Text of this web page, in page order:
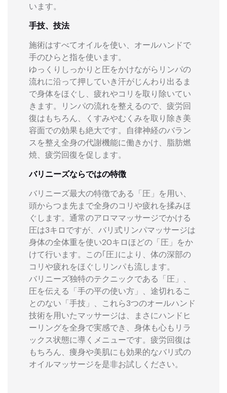
います。
手技、技法
施術はすべてオイルを使い、オールハンドで
手のひらと指を使います。
ゆっくりしっかりと圧をかけながらリンパの
流れに沿って押していき汗がじんわり出るま
で身体をほぐし、疲れやコリを取り除いてい
きます。リンパの流れを整えるので、疲労回
復はもちろん、くすみやむくみを取り除き美
容面での効果も絶大です。自律神経のバラン
スを整え全身の代謝機能に働きかけ、脂肪燃
焼、疲労回復を促します。
バリニーズならではの特徴
バリニーズ最大の特徴である「圧」を用い、
頭からつま先まで全身のコリや疲れを揉みほ
ぐします。通常のアロママッサージでかける
圧は3キロですが、バリ式リンパマッサージは
身体の全体重を使い20キロほどの「圧」をか
けて行います。この｢圧｣により、体の深部の
コリや疲れをほぐしリンパも流します。
バリニーズ独特のテクニックである「圧」、
圧を伝える「手の平の使い方」、途切れるこ
とのない「手技」、これら3つのオールハンド
技術を用いたマッサージは、まさにハンドヒ
ーリングを全身で実感でき、身体も心もリラ
ックス状態に導くメニューです。疲労回復は
もちろん、痩身や美肌にも効果的なバリ式の
オイルマッサージを是非お試しください。